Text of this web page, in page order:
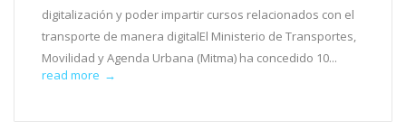
digitalización y poder impartir cursos relacionados con el
transporte de manera digitalEl Ministerio de Transportes,
Movilidad y Agenda Urbana (Mitma) ha concedido 10...
read more →